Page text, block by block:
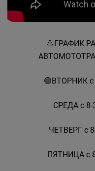
🔺️ГРАФИК
🟢ВТОРНИК с
СРЕДА с 8-
ЧЕТВЕРГ с
ПЯТНИЦА с